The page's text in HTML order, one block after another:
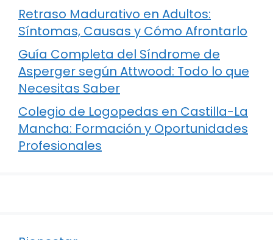
Retraso Madurativo en Adultos:
Síntomas, Causas y Cómo Afrontarlo
Guía Completa del Síndrome de
Asperger según Attwood: Todo lo que
Necesitas Saber
Colegio de Logopedas en Castilla-La
Mancha: Formación y Oportunidades
Profesionales